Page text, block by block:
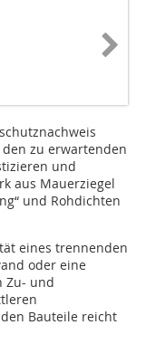
den zu erwartenden
und
aus Mauerziegel
und Roh­dichten
eines trennenden
oder eine
Zu- und
Bauteile reicht